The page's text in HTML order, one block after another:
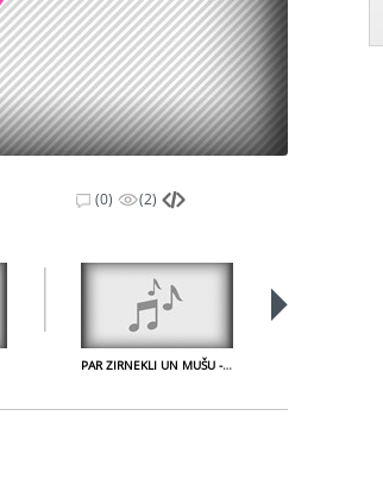
(0) (2)
PAR ZIRNEKLI UN MUŠU - Ai, circenītis, ai, kāzas dzēra